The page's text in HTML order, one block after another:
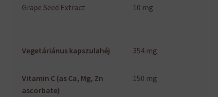
Grape Seed Extract 10 mg
Vegetáriánus kapszulahéj 354 mg
Vitamin C (as Ca, Mg, Zn
ascorbate)
150 mg